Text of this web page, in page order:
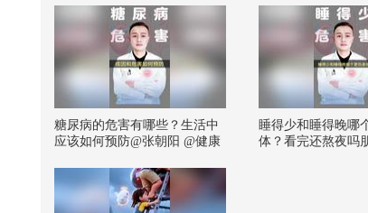
糖尿病的危害有哪些？生活中
应该如何预防@张朝阳 @健康
事 @耳鼻喉刘医生 @一只飞鸿
@泰祺 @付虹医生 @紫秋心理
驿站 @心理学博士李蕊 @行侠
睡得少和睡得晚哪
体？看完还熬夜吗